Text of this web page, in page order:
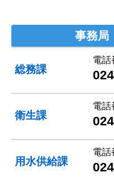
整備組合 事務局
総務課
電話
衛生課
電話
用水供給課
電話